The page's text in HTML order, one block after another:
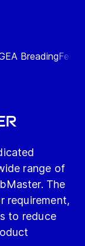
range of
The
requirement,
to reduce